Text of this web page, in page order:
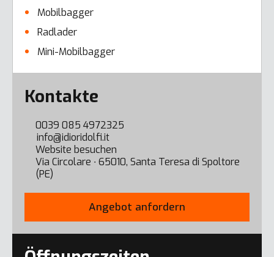
Mobilbagger
Radlader
Mini-Mobilbagger
Error here
Kontakte
0039 085 4972325
info@idioridolfi.it
Website besuchen
Via Circolare ∙ 65010, Santa Teresa di Spoltore
(PE)
Angebot anfordern